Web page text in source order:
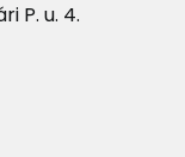
P. u. 4.